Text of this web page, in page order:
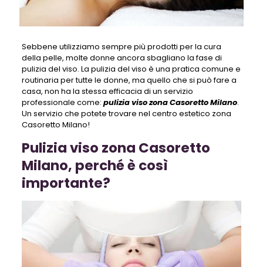
Sebbene utilizziamo sempre più prodotti per la cura
della pelle, molte donne ancora sbagliano la fase di
pulizia del viso. La pulizia del viso è una pratica comune e
routinaria per tutte le donne, ma quello che si può fare a
casa, non ha la stessa efficacia di un servizio
professionale come: pulizia viso zona Casoretto Milano.
Un servizio che potete trovare nel centro estetico zona
Casoretto Milano!
Pulizia viso zona Casoretto
Milano, perché è così
importante?